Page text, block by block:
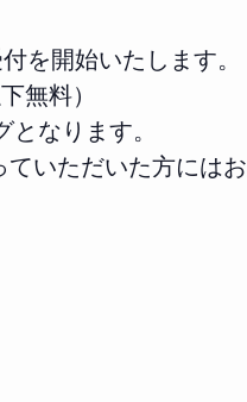
を開始いたします。
無料）
なります。
いただいた方には